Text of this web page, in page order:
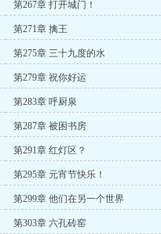
第267章 打开城门！
第271章 擒王
第275章 三十九度的水
第279章 祝你好运
第283章 呼厨泉
第287章 被困书房
第291章 红灯区？
第295章 元宵节快乐！
第299章 他们在另一个世界
第303章 六孔砖窑